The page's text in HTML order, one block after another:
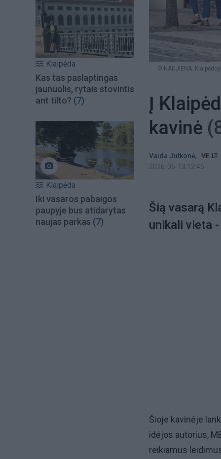
Klaipėda
Kas tas paslaptingas
jaunuolis, rytais stovintis
ant tilto? (7)
Klaipėda
Iki vasaros pabaigos
paupyje bus atidarytas
naujas parkas (7)
© NAUJIENA.
Į
kavinė
Vaida Jutkonė,
VE.LT
2026-05-13 12:45
Šią vasarą
unikali vieta
Šioje kavinėje
idėjos autorius,
reikiamus